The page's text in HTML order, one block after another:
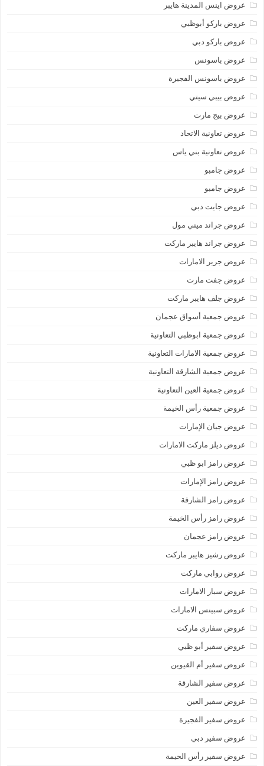
عروض اينس المدينة هايبر
عروض باركو أبوظبي
عروض باركو دبي
عروض باسونس
عروض باسونس الفجيرة
عروض بيبي سيتي
عروض بيج مارت
عروض تعاونية الاتحاد
عروض تعاونية بني ياس
عروض جامبو
عروض جامبو
عروض جايت دبي
عروض جراند ميني مول
عروض جراند هايبر ماركت
عروض جرير الامارات
عروض جفت مارت
عروض جلف هايبر ماركت
عروض جمعية أسواق عجمان
عروض جمعية ابوظبي التعاونية
عروض جمعية الامارات التعاونية
عروض جمعية الشارقة التعاونية
عروض جمعية العين التعاونية
عروض جمعية رأس الخيمة
عروض جيان الإمارات
عروض ديلز ماركت الامارات
عروض رامز ابو ظبي
عروض رامز الإمارات
عروض رامز الشارقة
عروض رامز رأس الخيمة
عروض رامز عجمان
عروض رشيز هايبر ماركت
عروض روابي ماركت
عروض سبار الامارات
عروض سبينس الامارات
عروض سفاري ماركت
عروض سفير أبو ظبي
عروض سفير أم القيوين
عروض سفير الشارقة
عروض سفير العين
عروض سفير الفجيرة
عروض سفير دبي
عروض سفير رأس الخيمة